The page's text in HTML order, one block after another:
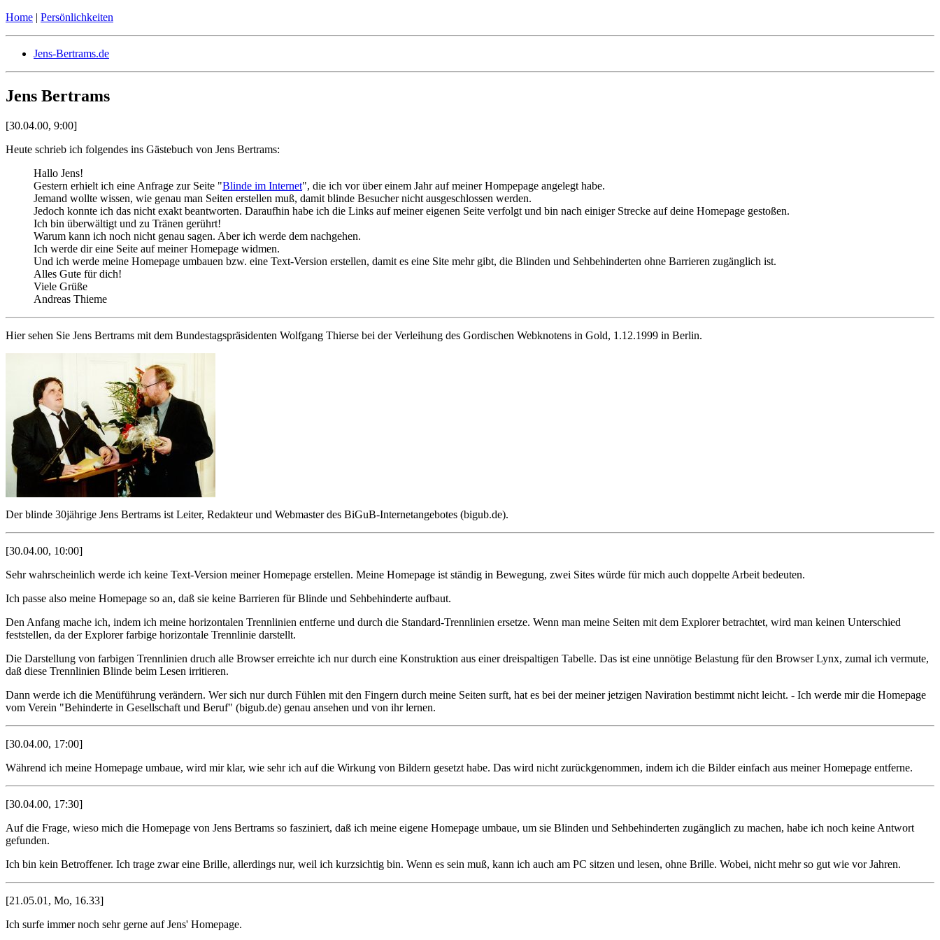
Home | Persönlichkeiten
Jens-Bertrams.de
Jens Bertrams
[30.04.00, 9:00]
Heute schrieb ich folgendes ins Gästebuch von Jens Bertrams:
Hallo Jens!
Gestern erhielt ich eine Anfrage zur Seite "Blinde im Internet", die ich vor über einem Jahr auf meiner Hompepage angelegt habe.
Jemand wollte wissen, wie genau man Seiten erstellen muß, damit blinde Besucher nicht ausgeschlossen werden.
Jedoch konnte ich das nicht exakt beantworten. Daraufhin habe ich die Links auf meiner eigenen Seite verfolgt und bin nach einiger Strecke auf deine Homepage gestoßen.
Ich bin überwältigt und zu Tränen gerührt!
Warum kann ich noch nicht genau sagen. Aber ich werde dem nachgehen.
Ich werde dir eine Seite auf meiner Homepage widmen.
Und ich werde meine Homepage umbauen bzw. eine Text-Version erstellen, damit es eine Site mehr gibt, die Blinden und Sehbehinderten ohne Barrieren zugänglich ist.
Alles Gute für dich!
Viele Grüße
Andreas Thieme
Hier sehen Sie Jens Bertrams mit dem Bundestagspräsidenten Wolfgang Thierse bei der Verleihung des Gordischen Webknotens in Gold, 1.12.1999 in Berlin.
Der blinde 30jährige Jens Bertrams ist Leiter, Redakteur und Webmaster des BiGuB-Internetangebotes (bigub.de).
[30.04.00, 10:00]
Sehr wahrscheinlich werde ich keine Text-Version meiner Homepage erstellen. Meine Homepage ist ständig in Bewegung, zwei Sites würde für mich auch doppelte Arbeit bedeuten.
Ich passe also meine Homepage so an, daß sie keine Barrieren für Blinde und Sehbehinderte aufbaut.
Den Anfang mache ich, indem ich meine horizontalen Trennlinien entferne und durch die Standard-Trennlinien ersetze. Wenn man meine Seiten mit dem Explorer betrachtet, wird man keinen Unterschied
feststellen, da der Explorer farbige horizontale Trennlinie darstellt.
Die Darstellung von farbigen Trennlinien druch alle Browser erreichte ich nur durch eine Konstruktion aus einer dreispaltigen Tabelle. Das ist eine unnötige Belastung für den Browser Lynx, zumal ich vermute,
daß diese Trennlinien Blinde beim Lesen irritieren.
Dann werde ich die Menüführung verändern. Wer sich nur durch Fühlen mit den Fingern durch meine Seiten surft, hat es bei der meiner jetzigen Naviration bestimmt nicht leicht. - Ich werde mir die Homepage
vom Verein "Behinderte in Gesellschaft und Beruf" (bigub.de) genau ansehen und von ihr lernen.
[30.04.00, 17:00]
Während ich meine Homepage umbaue, wird mir klar, wie sehr ich auf die Wirkung von Bildern gesetzt habe. Das wird nicht zurückgenommen, indem ich die Bilder einfach aus meiner Homepage entferne.
[30.04.00, 17:30]
Auf die Frage, wieso mich die Homepage von Jens Bertrams so fasziniert, daß ich meine eigene Homepage umbaue, um sie Blinden und Sehbehinderten zugänglich zu machen, habe ich noch keine Antwort
gefunden.
Ich bin kein Betroffener. Ich trage zwar eine Brille, allerdings nur, weil ich kurzsichtig bin. Wenn es sein muß, kann ich auch am PC sitzen und lesen, ohne Brille. Wobei, nicht mehr so gut wie vor Jahren.
[21.05.01, Mo, 16.33]
Ich surfe immer noch sehr gerne auf Jens' Homepage.